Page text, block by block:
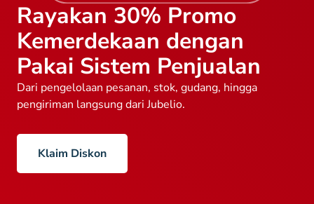
Rayakan 30% Promo
Kemerdekaan dengan
Pakai Sistem Penjualan
Dari pengelolaan pesanan, stok, gudang, hingga
pengiriman langsung dari Jubelio.
Klaim Diskon